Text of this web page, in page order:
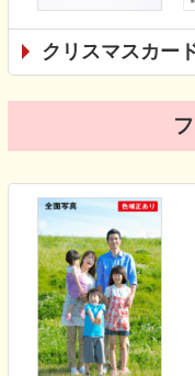
クリスマスカー